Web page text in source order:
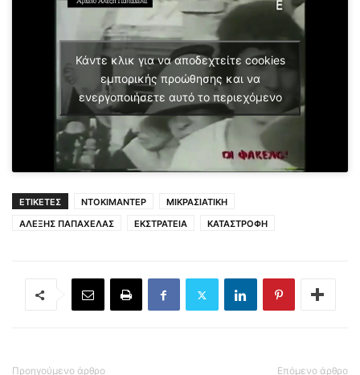
Κάντε κλικ για να αποδεχτείτε cookies
εμπορικής προώθησης και να
ενεργοποιήσετε αυτό το περιεχόμενο
ΕΤΙΚΕΤΕΣ ΝΤΟΚΙΜΑΝΤΕΡ
ΜΙΚΡΑΣΙΑΤΙΚΗ
ΑΛΕΞΗΣ ΠΑΠΑΧΕΛΑΣ
ΕΚΣΤΡΑΤΕΙΑ ΚΑΤΑΣΤΡΟΦΗ
Προηγούμενο άρθρο Επόμενο άρθρο